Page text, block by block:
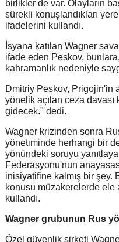
birlikler de var. Olayların
sürekli konuşlandıkları
ifadelerini kullandı.
İsyana katılan Wagner
ifade eden Peskov,
kahramanlık nedeniyle
Dmitriy Peskov, Prigojin'in
yönelik açılan ceza
gidecek." dedi.
Wagner krizinden sonra
yönetiminde herhangi bir
yönündeki soruyu
Federasyonu'nun
inisiyatifine kalmış bir şey.
konusu müzakerelerde ele
kullandı.
Wagner grubunun Rus
Özel güvenlik şirketi